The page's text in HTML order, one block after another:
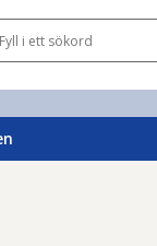
Sökfält